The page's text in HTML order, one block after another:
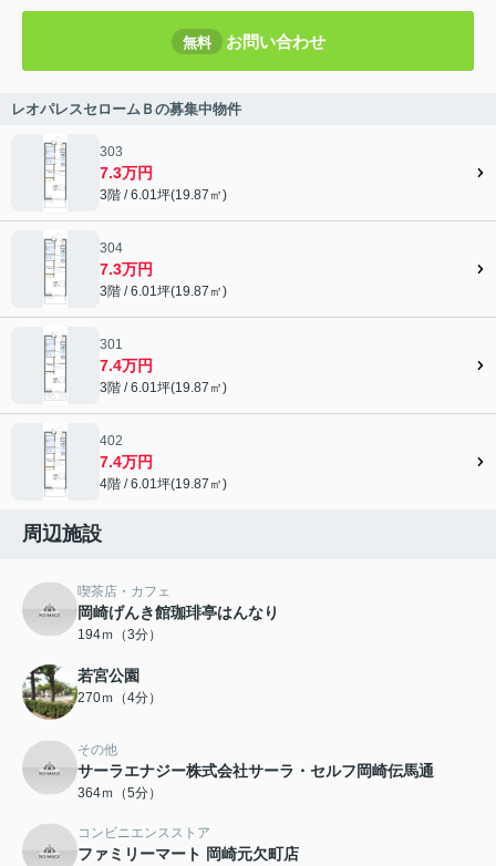
無料 お問い合わせ
レオパレスセロームＢの募集中物件
303
7.3万円
3階 / 6.01坪(19.87㎡)
304
7.3万円
3階 / 6.01坪(19.87㎡)
301
7.4万円
3階 / 6.01坪(19.87㎡)
402
7.4万円
4階 / 6.01坪(19.87㎡)
周辺施設
喫茶店・カフェ
岡崎げんき館珈琲亭はんなり
194ｍ（3分）
若宮公園
270ｍ（4分）
その他
サーラエナジー株式会社サーラ・セルフ岡崎伝馬通
364ｍ（5分）
コンビニエンスストア
ファミリーマート 岡崎元欠町店